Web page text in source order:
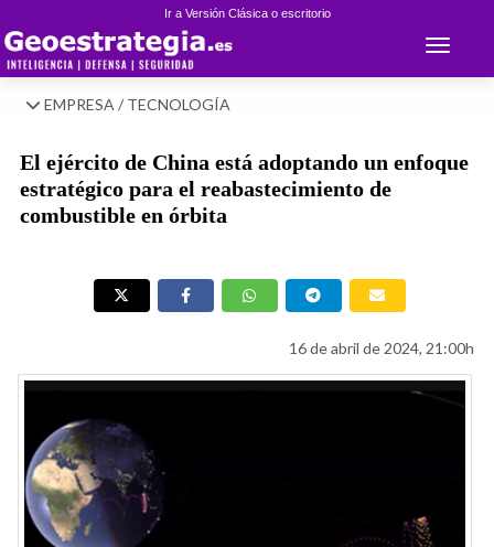
Ir a Versión Clásica o escritorio
Toggle
EMPRESA / TECNOLOGÍA
El ejército de China está adoptando un enfoque
estratégico para el reabastecimiento de
combustible en órbita
16 de abril de 2024, 21:00h